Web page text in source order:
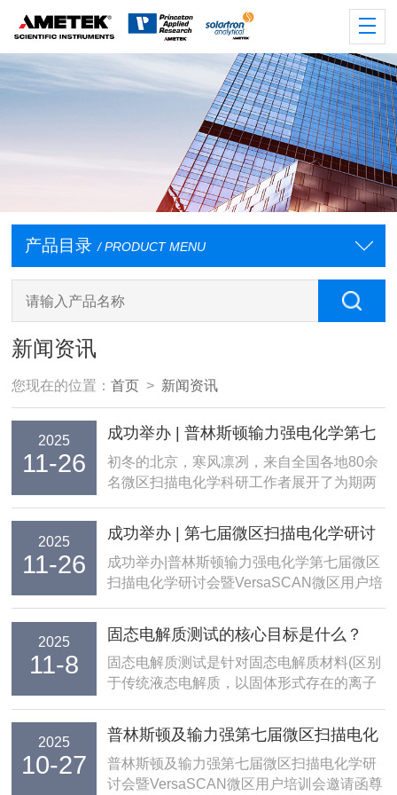
产品目录 / PRODUCT MENU
新闻资讯
您现在的位置：首页 > 新闻资讯
2025
11-26
成功举办 | 普林斯顿输力强电化学第七
届微区扫描电化学研讨会暨VersaSCAN
微区用户培训会
​初冬的北京，寒风凛冽，来自全国各地80余
名微区扫描电化学科研工作者展开了为期两
训会，现场气氛热烈，紧张而充实，收获颇
丰。11月19日研讨会部分：原理系统全面，
应用前景广阔，思想激烈碰撞首先，中...
2025
11-26
成功举办 | 第七届微区扫描电化学研讨
会暨VersaSCAN 微区用户培训会
成功举办|普林斯顿输力强电化学第七届微区
扫描电化学研讨会暨VersaSCAN微区用户培
80余名微区扫描电化学科研工作者展开了为
期两天的沉浸式研讨交流会暨VersaSCAN用
户培训会，现场气氛热烈，紧张而...
2025
11-8
固态电解质测试的核心目标是什么？
固态电解质测试是针对固态电解质材料(区别
于传统液态电解质，以固体形式存在的离子
等领域)开展的一系列科学实验与分析流程。
其核心目的是通过量化检测与性能评估，验
证固态电解质是否满足实际应用需求，为材
料优化、...
2025
10-27
普林斯顿及输力强第七届微区扫描电化
学研讨会 暨VersaSCAN 微区用户培训
会 邀请函
普林斯顿及输力强第七届微区扫描电化学研
讨会暨VersaSCAN微区用户培训会邀请函尊